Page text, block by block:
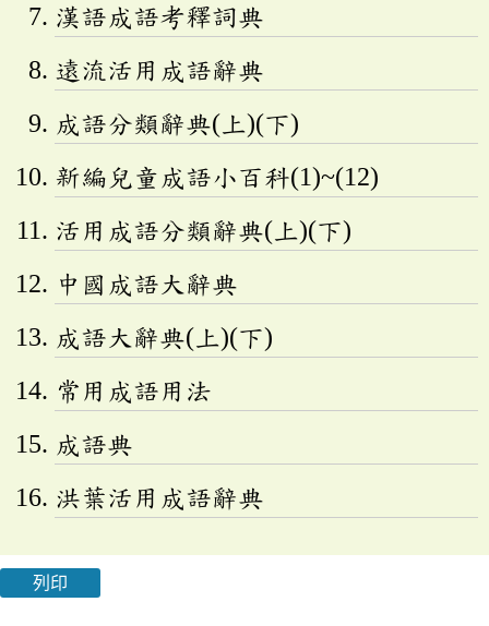
漢語成語考釋詞典
遠流活用成語辭典
成語分類辭典(上)(下)
新編兒童成語小百科(1)~(12)
活用成語分類辭典(上)(下)
中國成語大辭典
成語大辭典(上)(下)
常用成語用法
成語典
洪葉活用成語辭典
列印